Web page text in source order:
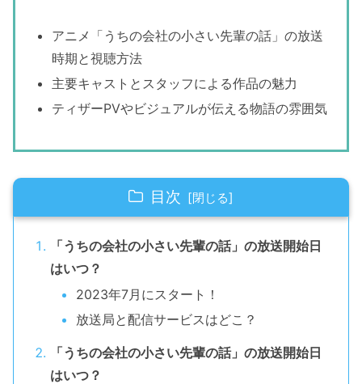
アニメ「うちの会社の小さい先輩の話」の放送
時期と視聴方法
主要キャストとスタッフによる作品の魅力
ティザーPVやビジュアルが伝える物語の雰囲気
目次
「うちの会社の小さい先輩の話」の放送開始日
はいつ？
2023年7月にスタート！
放送局と配信サービスはどこ？
「うちの会社の小さい先輩の話」の放送開始日
はいつ？